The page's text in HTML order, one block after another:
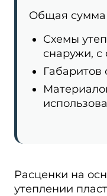
Общая сумма
Схемы
снаружи, с
Габаритов
Расценки на
утеплении